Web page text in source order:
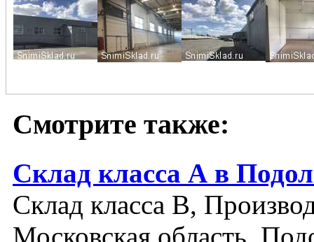
Смотрите также:
Склад класса А в
Склад класса B,
Московская область,